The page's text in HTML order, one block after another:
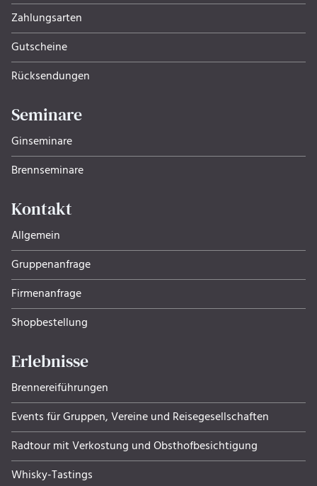
Zahlungsarten
Gutscheine
Rücksendungen
Seminare
Ginseminare
Brennseminare
Kontakt
Allgemein
Gruppenanfrage
Firmenanfrage
Shopbestellung
Erlebnisse
Brennereiführungen
Events für Gruppen, Ver­eine und Rei­se­ge­sell­schaf­ten
Radtour mit Verkostung und Obsthof­be­sich­ti­gung
Whisky-Tastings